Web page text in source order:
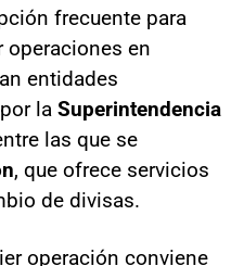
frecuente para
operaciones en
entidades
la Superintendencia
las que se
, que ofrece servicios
de divisas.
operación conviene